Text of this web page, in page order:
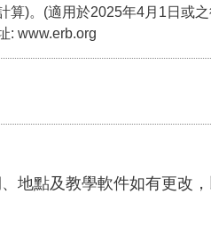
算)。(適用於2025年4月1日或
: www.erb.org
地點及教學軟件如有更改